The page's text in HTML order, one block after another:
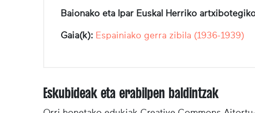
Baionako eta Ipar Euskal Herriko
Gaia(k): Espainiako gerra zibila (1936-1939)
Eskubideak eta erabilpen baldintzak